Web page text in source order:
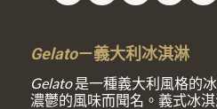
Gelato－義大利冰淇淋
Gelato是一種義大利風格的
濃鬱的風味而聞名。義式冰淇